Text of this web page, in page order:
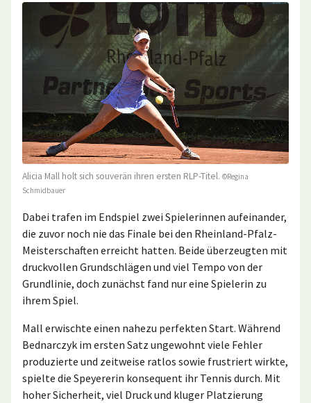
Alicia Mall holt sich souverän ihren ersten RLP-Titel. ©Regina
Schmidbauer
Dabei trafen im Endspiel zwei Spielerinnen aufeinander,
die zuvor noch nie das Finale bei den Rheinland-Pfalz-
Meisterschaften erreicht hatten. Beide überzeugten mit
druckvollen Grundschlägen und viel Tempo von der
Grundlinie, doch zunächst fand nur eine Spielerin zu
ihrem Spiel.
Mall erwischte einen nahezu perfekten Start. Während
Bednarczyk im ersten Satz ungewohnt viele Fehler
produzierte und zeitweise ratlos sowie frustriert wirkte,
spielte die Speyererin konsequent ihr Tennis durch. Mit
hoher Sicherheit, viel Druck und kluger Platzierung